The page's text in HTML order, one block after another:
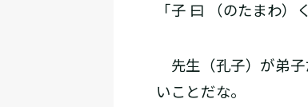
「子 曰 （のたまわ
先生（孔子）が弟子
いことだな。